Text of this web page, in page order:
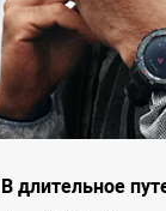
В длительное